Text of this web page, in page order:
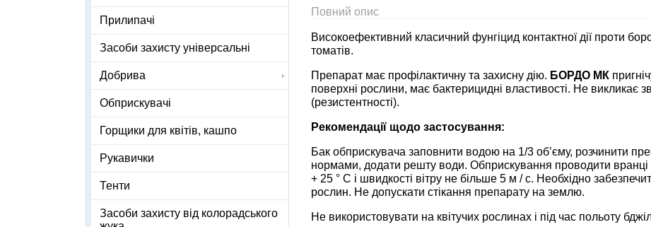
Повний опис
Високоефективний класичний фунгіцид контактної дії проти
томатів.
Препарат має профілактичну та захисну дію. БОРДО МК
поверхні рослини, має бактерицидні властивості. Не викликає
(резистентності).
Рекомендації щодо застосування:
Бак обприскувача заповнити водою на 1/3 об’єму, розчинити
нормами, додати решту води. Обприскування проводити вранці
+ 25 ° С і швидкості вітру не більше 5 м / с. Необхідно
рослин. Не допускати стікання препарату на землю.
Не використовувати на квітучих рослинах і під час польоту
Прилипачі
Засоби захисту універсальні
Добрива
Обприскувачі
Горщики для квітів, кашпо
Рукавички
Тенти
Засоби захисту від колорадського